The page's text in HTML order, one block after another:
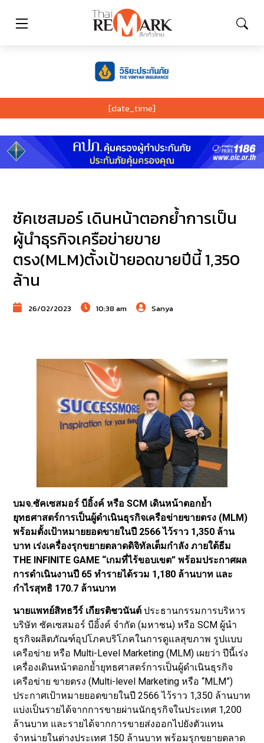
[date_time]
ซัคเซสมอร์ เดินหน้าตอกย้ำการเป็น
ผู้นำธุรกิจเครือข่ายขาย
ตรง(MLM)ตั้งเป้ายอดขายปีนี้ 1,350
ล้าน
26/02/2023 10:38 am Sanya
บมจ.ซัคเซสมอร์ บีอิ้งค์ หรือ SCM เดินหน้าตอกย้ำ
ยุทธศาสตร์การเป็นผู้ดำเนินธุรกิจเครือข่ายขายตรง (MLM)
พร้อมตั้งเป้าหมายยอดขายในปี 2566 ไว้ราว 1,350 ล้าน
บาท เร่งเครื่องรุกขยายตลาดดิจิทัลเต็มกำลัง ภายใต้ธีม
THE INFINITE GAME “เกมที่ไร้ขอบเขต” พร้อมประกาศผล
การดำเนินงานปี 65 ทำรายได้รวม 1,180 ล้านบาท และ
กำไรสุทธิ 170.7 ล้านบาท
นายแพทย์สิทธวีร์ เกียรติชวนันต์ประธานกรรมการบริหาร
บริษัท ซัคเซสมอร์ บีอิ้งค์ จำกัด (มหาชน) หรือ SCM ผู้นำ
ธุรกิจผลิตภัณฑ์อุปโภคบริโภคในการดูแลสุขภาพ รูปแบบ
เครือข่าย หรือ Multi-Level Marketing (MLM) เผยว่า ปีนี้เร่ง
เครื่องเดินหน้าตอกย้ำยุทธศาสตร์การเป็นผู้ดำเนินธุรกิจ
เครือข่าย ขายตรง (Multi-level Marketing หรือ “MLM”)
ประกาศเป้าหมายยอดขายในปี 2566 ไว้ราว 1,350 ล้านบาท
แบ่งเป็นรายได้จากการขายผ่านนักธุรกิจในประเทศ 1,200
ล้านบาท และรายได้จากการขายส่งออกไปยังตัวแทน
จำหน่ายในต่างประเทศ 150 ล้านบาท พร้อมรุกขยายตลาด